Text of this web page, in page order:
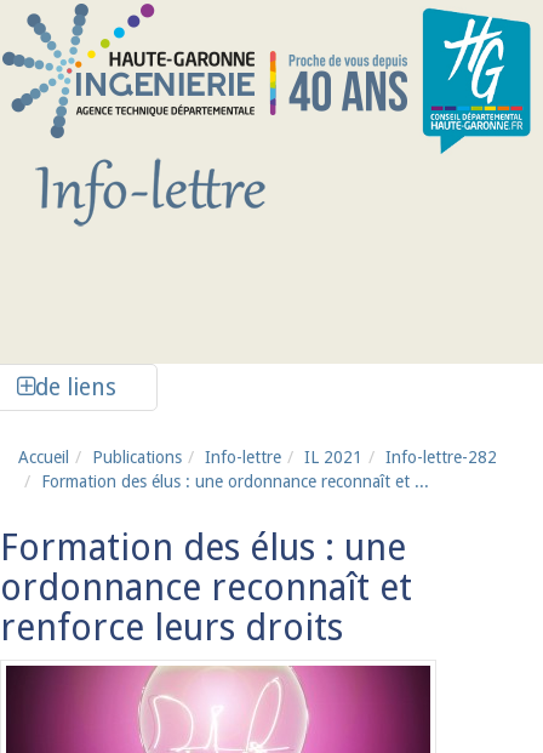
Aller au contenu principal
de liens
Accueil Publications Info-lettre IL 2021
Info-lettre-282
Formation des élus : une ordonnance reconnaît et ...
Formation des élus : une
ordonnance reconnaît et
renforce leurs droits